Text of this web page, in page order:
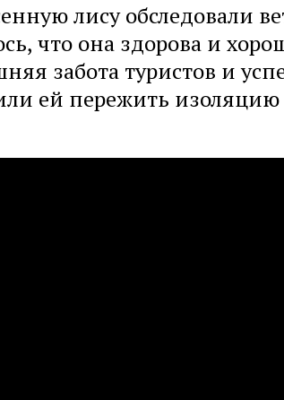
лису обследовали
что она здорова и
забота туристов и
ей пережить изоляцию